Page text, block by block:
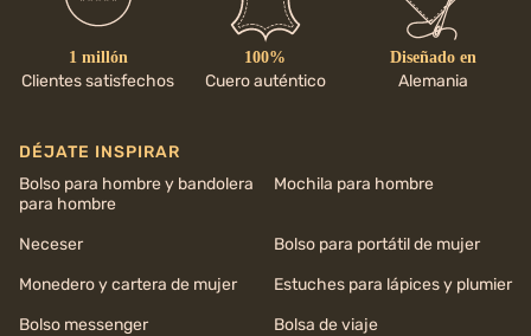
1 millón
Clientes satisfechos
100%
Cuero auténtico
Diseñado en
Alemania
DÉJATE INSPIRAR
Bolso para hombre y bandolera
para hombre
Mochila para hombre
Neceser
Bolso para portátil de mujer
Monedero y cartera de mujer
Estuches para lápices y plumier
Bolso messenger
Bolsa de viaje